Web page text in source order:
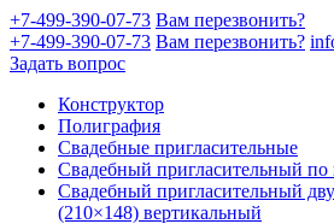
+7-499-390-07-73 Вам перезвонить?
+7-499-390-07-73 Вам перезвонить?
Задать вопрос
Конструктор
Полиграфия
Свадебные пригласительные
Свадебный пригласительный
Свадебный пригласительный
(210×148) вертикальный